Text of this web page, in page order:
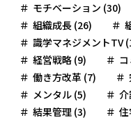
モチベーション (30)
組織成長 (26)
識学マネジメントTV
経営戦略 (9)
働き方改革 (7)
メンタル (5)
結果管理 (3)